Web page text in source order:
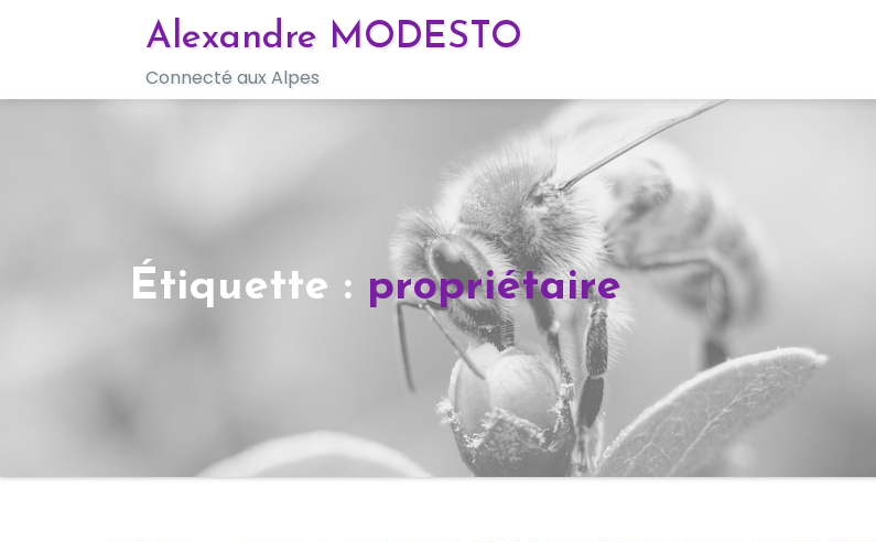
Alexandre MODESTO
Connecté aux Alpes
Étiquette : propriétaire